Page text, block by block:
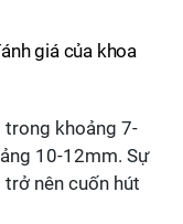
giá của khoa
trong khoảng 7-
10-12mm. Sự
nên cuốn hút